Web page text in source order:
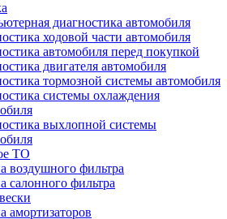
диагностика автомобиля
ходовой части автомобиля
автомобиля перед покупкой
двигателя автомобиля
тормозной системы автомобиля
системы охлаждения
выхлопной системы
ТО
воздушного фильтра
салонного фильтра
амортизаторов